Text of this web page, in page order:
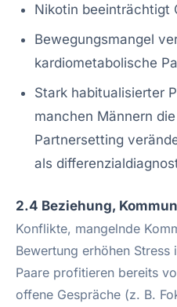
Nikotin beeinträchtigt
Bewegungsmangel
kardiometabolische
Stark habitualisierter
manchen Männern
Partnersetting
als
2.4 Beziehung,
Konflikte, mangelnde
Bewertung erhöhen
Paare profitieren bereits
offene Gespräche (z. B.